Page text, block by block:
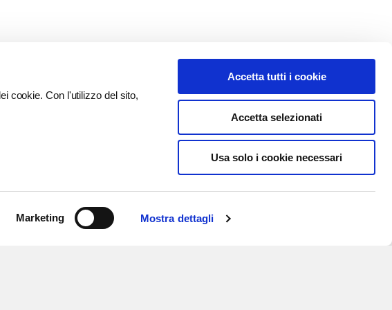
cookie. Con l'utilizzo del sito,
Marketing Mostra dettagli
Accetta tutti i cookie
Accetta selezionati
Usa solo i cookie necessari